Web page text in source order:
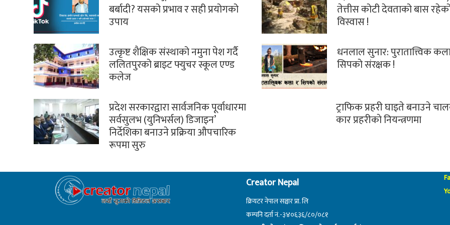
बर्बादी? यसको प्रभाव र सही प्रयोगको
उपाय
तेत्तीस कोटी देवताको बास
विस्वास !
उत्कृष्ट शैक्षिक संस्थाको नमुना पेश गर्दै
ललितपुरको ब्राइट फ्युचर स्कूल एण्ड
कलेज
धनलाल सुनार: पुरातात्त्विक
सिपको संरक्षक !
प्रदेश सरकारद्वारा सार्वजनिक पूर्वाधारमा
सर्वसुलभ (युनिभर्सल) डिजाइन’
निर्देशिका बनाउने प्रक्रिया औपचारिक
रूपमा सुरु
ट्राफिक प्रहरी घाइते बनाउने
कार प्रहरीकाे नियन्त्रणमा
Creator Nepal
क्रियटर नेपाल सञ्चार प्रा. लि
कम्पनि दर्ता नं.-३४०६३६/८०/०८१